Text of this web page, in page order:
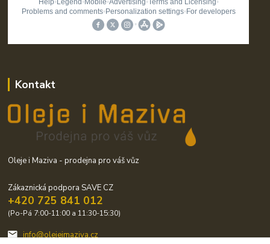
Kontakt
Oleje i Maziva - prodejna pro váš vůz
Zákaznická podpora SAVE CZ
+420 725 841 012
(Po-Pá 7:00-11:00 a 11:30-15:30)
info@olejeimaziva.cz